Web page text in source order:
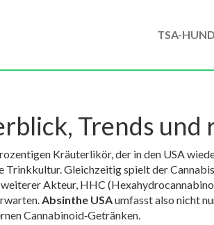
TSA-
Trends
Kräuterlikör, der in den USA
Trinkkultur. Gleichzeitig spielt der
weiterer Akteur, HHC
Absinthe USAumfasst also nicht
Cannabinoid‑Getränken.